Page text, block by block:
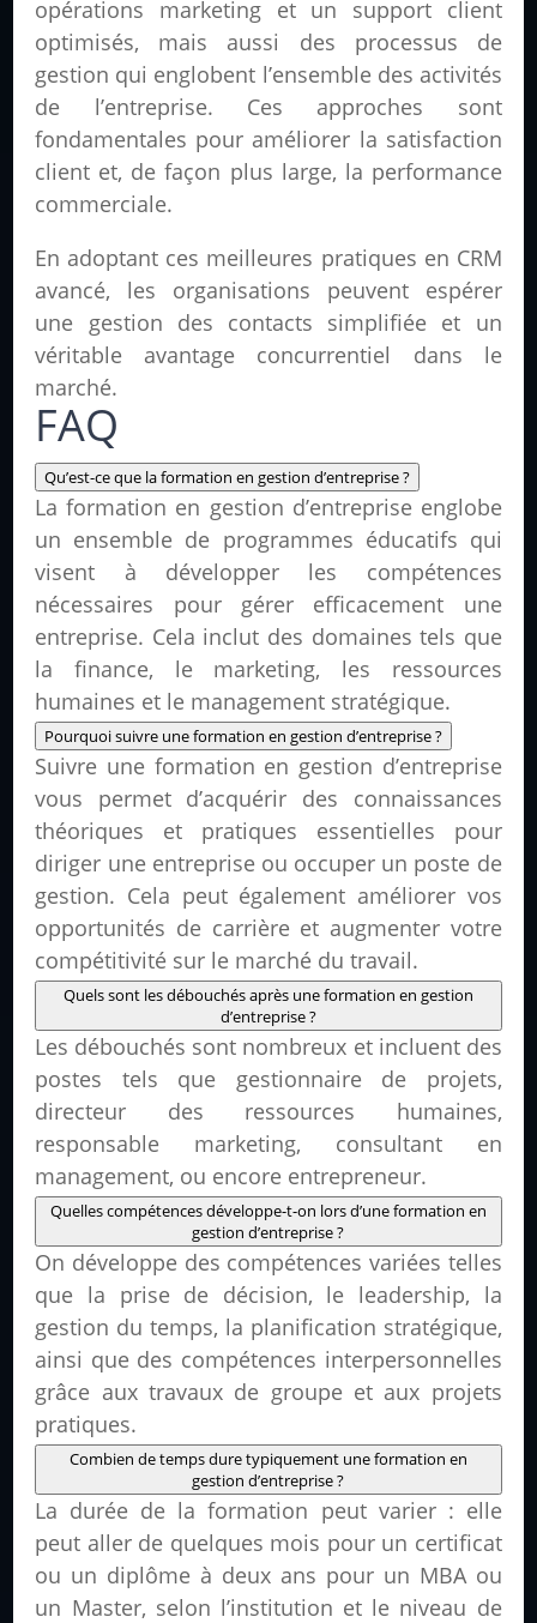
opérations marketing et un support client
optimisés, mais aussi des processus de
gestion qui englobent l’ensemble des activités
de l’entreprise. Ces approches sont
fondamentales pour améliorer la satisfaction
client et, de façon plus large, la performance
commerciale.
En adoptant ces meilleures pratiques en CRM
avancé, les organisations peuvent espérer
une gestion des contacts simplifiée et un
véritable avantage concurrentiel dans le
marché.
FAQ
Qu’est-ce que la formation en gestion d’entreprise ?
La formation en gestion d’entreprise englobe
un ensemble de programmes éducatifs qui
visent à développer les compétences
nécessaires pour gérer efficacement une
entreprise. Cela inclut des domaines tels que
la finance, le marketing, les ressources
humaines et le management stratégique.
Pourquoi suivre une formation en gestion d’entreprise ?
Suivre une formation en gestion d’entreprise
vous permet d’acquérir des connaissances
théoriques et pratiques essentielles pour
diriger une entreprise ou occuper un poste de
gestion. Cela peut également améliorer vos
opportunités de carrière et augmenter votre
compétitivité sur le marché du travail.
Quels sont les débouchés après une formation en gestion
d’entreprise ?
Les débouchés sont nombreux et incluent des
postes tels que gestionnaire de projets,
directeur des ressources humaines,
responsable marketing, consultant en
management, ou encore entrepreneur.
Quelles compétences développe-t-on lors d’une formation en
gestion d’entreprise ?
On développe des compétences variées telles
que la prise de décision, le leadership, la
gestion du temps, la planification stratégique,
ainsi que des compétences interpersonnelles
grâce aux travaux de groupe et aux projets
pratiques.
Combien de temps dure typiquement une formation en
gestion d’entreprise ?
La durée de la formation peut varier : elle
peut aller de quelques mois pour un certificat
ou un diplôme à deux ans pour un MBA ou
un Master, selon l’institution et le niveau de